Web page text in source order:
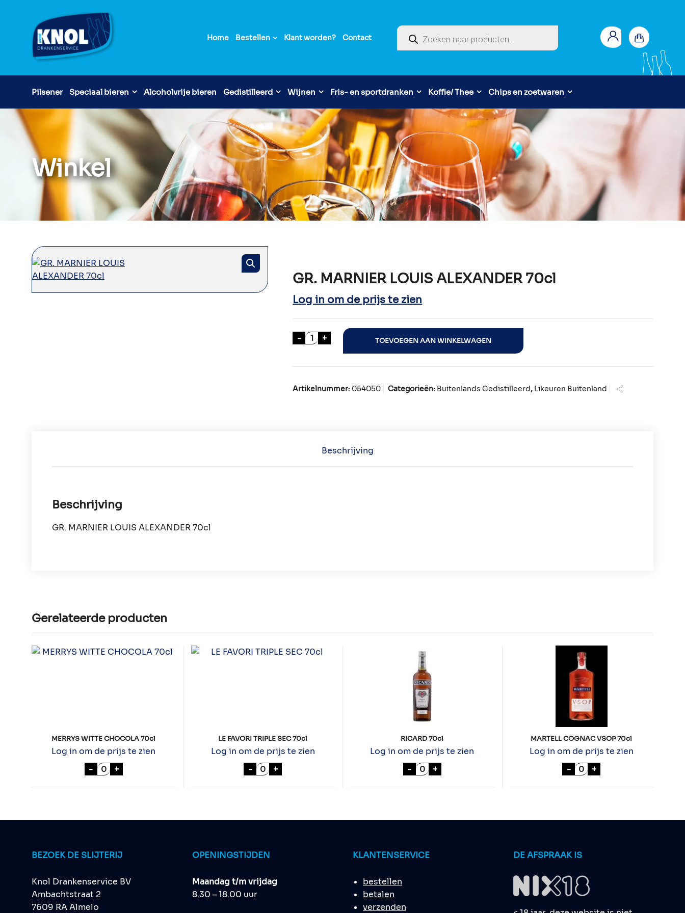
Home Bestellen Klant worden? Contact
Producten zoeken
Pilsener Speciaal bieren Alcoholvrije bieren Gedistilleerd Wijnen Fris- en sportdranken Koffie/ Thee Chips en zoetwaren
Winkel
GR. MARNIER LOUIS ALEXANDER 70cl
Log in om de prijs te zien
- GR. MARNIER LOUIS ALEXANDER 70cl aantal
+ TOEVOEGEN AAN WINKELWAGEN
Artikelnummer: 054050 Categorieën: Buitenlands Gedistilleerd, Likeuren Buitenland
Beschrijving
Beschrijving
GR. MARNIER LOUIS ALEXANDER 70cl
Gerelateerde producten
MERRYS WITTE CHOCOLA 70cl
Log in om de prijs te zien
- MERRYS WITTE CHOCOLA 70cl aantal
+
LE FAVORI TRIPLE SEC 70cl
Log in om de prijs te zien
- LE FAVORI TRIPLE SEC 70cl aantal
+
RICARD 70cl
Log in om de prijs te zien
- RICARD 70cl aantal
+
MARTELL COGNAC VSOP 70cl
Log in om de prijs te zien
- MARTELL COGNAC
+
BEZOEK DE SLIJTERIJ
Knol Drankenservice BV
Ambachtstraat 2
7609 RA Almelo
OPENINGSTIJDEN
Maandag t/m vrijdag
8.30 – 18.00 uur
KLANTENSERVICE
bestellen
betalen
verzenden
DE AFSPRAAK IS